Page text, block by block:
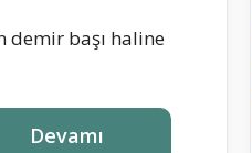
demir başı haline
Devamı